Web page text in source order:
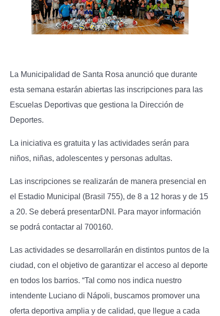
La Municipalidad de Santa Rosa anunció que durante
esta semana estarán abiertas las inscripciones para las
Escuelas Deportivas que gestiona la Dirección de
Deportes.
La iniciativa es gratuita y las actividades serán para
niños, niñas, adolescentes y personas adultas.
Las inscripciones se realizarán de manera presencial en
el Estadio Municipal (Brasil 755), de 8 a 12 horas y de 15
a 20. Se deberá presentarDNI. Para mayor información
se podrá contactar al 700160.
Las actividades se desarrollarán en distintos puntos de la
ciudad, con el objetivo de garantizar el acceso al deporte
en todos los barrios. “Tal como nos indica nuestro
intendente Luciano di Nápoli, buscamos promover una
oferta deportiva amplia y de calidad, que llegue a cada